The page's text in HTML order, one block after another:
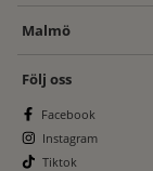
Malmö
Följ oss
Facebook
Instagram
Tiktok